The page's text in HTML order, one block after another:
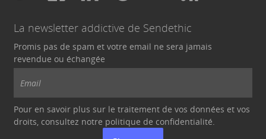
La newsletter addictive de Sendethic
Promis pas de spam et votre email ne sera jamais
revendue ou échangée
Pour en savoir plus sur le traitement de vos données et vos
droits, consultez notre politique de confidentialité.